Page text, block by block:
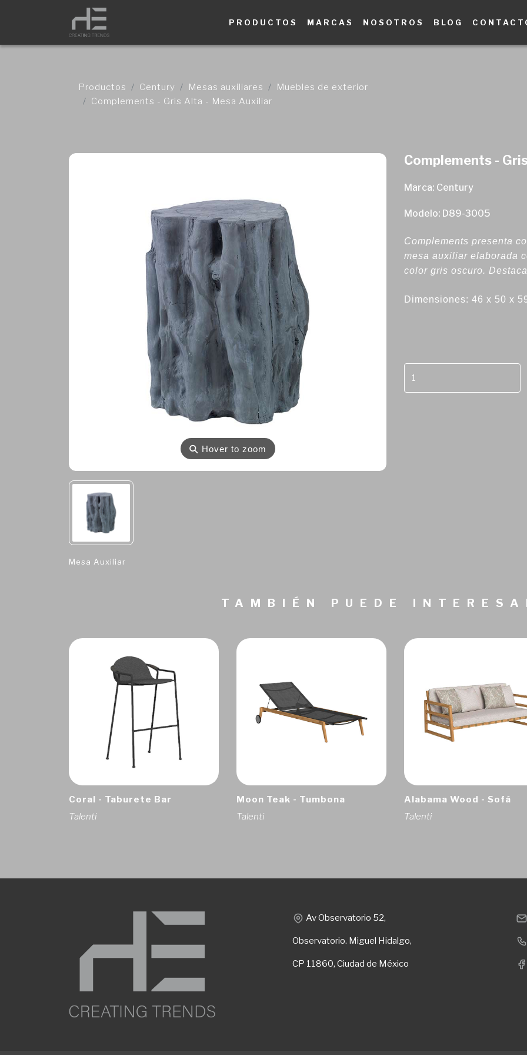
PRODUCTOS MARCAS NOSOTROS BLOG
Productos Century Mesas auxiliares
Muebles de exterior
Complements - Gris Alta - Mesa Auxiliar
⚲ Hover to zoom
Mesa Auxiliar
Complements -
Marca: Century
Modelo: D89-3005
Complements presenta
mesa auxiliar elaborada
color gris oscuro.
Dimensiones: 46 x 50 x
TAMBIÉN PUEDE
Coral - Taburete Bar
Talenti
Moon Teak - Tumbona
Talenti
Alabama Wood - Sofá
Talenti
Av Observatorio 52,
Observatorio. Miguel Hidalgo,
CP 11860, Ciudad de México